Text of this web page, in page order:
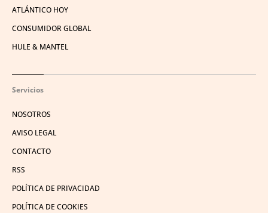
ATLÁNTICO HOY
CONSUMIDOR GLOBAL
HULE & MANTEL
Servicios
NOSOTROS
AVISO LEGAL
CONTACTO
RSS
POLÍTICA DE PRIVACIDAD
POLÍTICA DE COOKIES